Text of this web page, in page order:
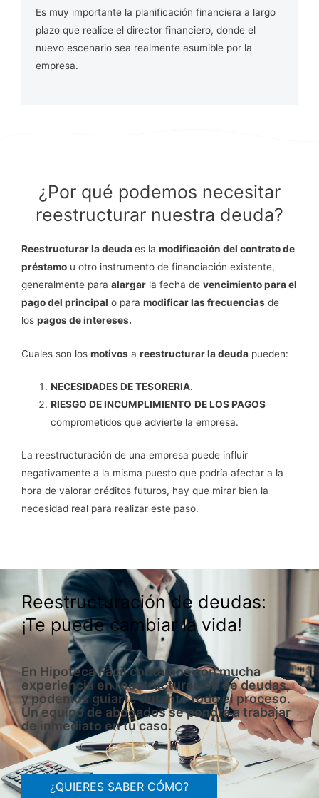
Es muy importante la planificación financiera a largo
plazo que realice el director financiero, donde el
nuevo escenario sea realmente asumible por la
empresa.
¿Por qué podemos necesitar
reestructurar nuestra deuda?
Reestructurar la deudaes la modificación del contrato de
préstamo u otro instrumento de financiación existente,
generalmente para alargar la fecha de vencimiento para el
pago del principal o para modificar las frecuencias de
los pagos de intereses.
Cuales son los motivos a reestructurar la deuda pueden:
NECESIDADES DE TESORERIA.
RIESGO DE INCUMPLIMIENTO DE LOS PAGOS
comprometidos que advierte la empresa.
La reestructuración de una empresa puede influir
negativamente a la misma puesto que podría afectar a la
hora de valorar créditos futuros, hay que mirar bien la
necesidad real para realizar este paso.
Reestructuración de deudas:
¡Te puede cambiar la vida!
En Hipoteca Fácil contamos con mucha
experiencia en reestructuración de deudas,
y podemos guiarte durante todo el proceso.
Un equipo de abogados se pondrá a trabajar
de inmediato en tu caso.
¿QUIERES SABER CÓMO?